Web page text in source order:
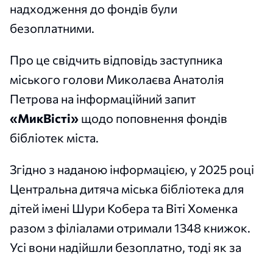
надходження до фондів були
безоплатними.
Про це свідчить відповідь заступника
міського голови Миколаєва Анатолія
Петрова на інформаційний запит
«МикВісті» щодо поповнення фондів
бібліотек міста.
Згідно з наданою інформацією, у 2025 році
Центральна дитяча міська бібліотека для
дітей імені Шури Кобера та Віті Хоменка
разом з філіалами отримали 1348 книжок.
Усі вони надійшли безоплатно, тоді як за